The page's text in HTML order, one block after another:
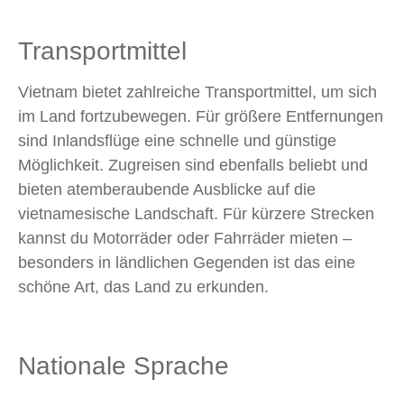
Transportmittel
Vietnam bietet zahlreiche Transportmittel, um sich
im Land fortzubewegen. Für größere Entfernungen
sind Inlandsflüge eine schnelle und günstige
Möglichkeit. Zugreisen sind ebenfalls beliebt und
bieten atemberaubende Ausblicke auf die
vietnamesische Landschaft. Für kürzere Strecken
kannst du Motorräder oder Fahrräder mieten –
besonders in ländlichen Gegenden ist das eine
schöne Art, das Land zu erkunden.
Nationale Sprache